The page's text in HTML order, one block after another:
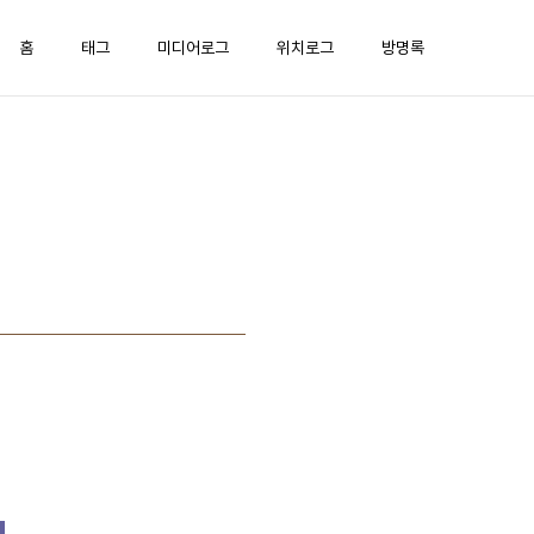
홈 태그 미디어로그 위치로그 방명록